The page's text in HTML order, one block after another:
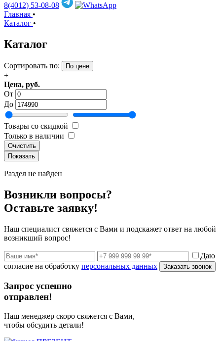
8(4012) 53-08-08
Главная •
Каталог •
Каталог
Сортировать по: По цене
+
Цена, руб.
От
До
Товары со скидкой
Только в наличии
Очистить
Раздел не найден
Возникли вопросы?
Оставьте заявку!
Наш специалист свяжется с Вами и подскажет ответ на любой
возникший вопрос!
Даю
согласие на обработку персональных данных Заказать звонок
Запрос успешно
отправлен!
Наш менеджер скоро свяжется с Вами,
чтобы обсудить детали!